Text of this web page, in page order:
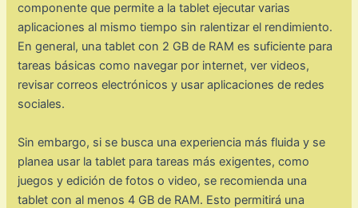
componente que permite a la tablet ejecutar varias
aplicaciones al mismo tiempo sin ralentizar el rendimiento.
En general, una tablet con 2 GB de RAM es suficiente para
tareas básicas como navegar por internet, ver videos,
revisar correos electrónicos y usar aplicaciones de redes
sociales.
Sin embargo, si se busca una experiencia más fluida y se
planea usar la tablet para tareas más exigentes, como
juegos y edición de fotos o video, se recomienda una
tablet con al menos 4 GB de RAM. Esto permitirá una